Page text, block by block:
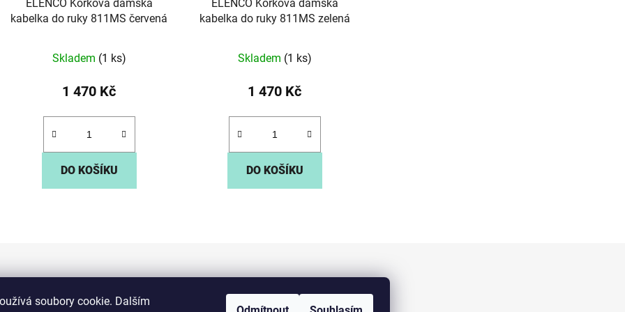
soubory cookie. Dalším
ELENCO Korková dámská
kabelka do ruky 811MS červená
Skladem (1 ks)
1 470 Kč
DO KOŠÍKU
ELENCO Korková dámská
kabelka do ruky 811MS zelená
Skladem (1 ks)
1 470 Kč
DO KOŠÍKU
á
Informace pro vás Facebook